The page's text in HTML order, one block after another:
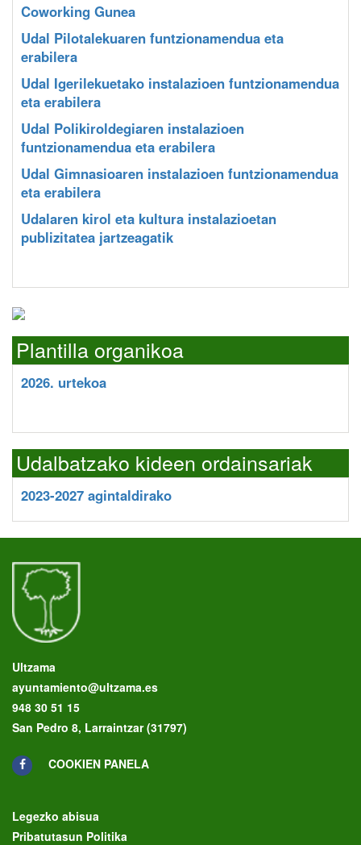
Coworking Gunea
Udal Pilotalekuaren funtzionamendua eta
erabilera
Udal Igerilekuetako instalazioen funtzionamendua
eta erabilera
Udal Polikiroldegiaren instalazioen
funtzionamendua eta erabilera
Udal Gimnasioaren instalazioen funtzionamendua
eta erabilera
Udalaren kirol eta kultura instalazioetan
publizitatea jartzeagatik
Plantilla organikoa
2026. urtekoa
Udalbatzako kideen ordainsariak
2023-2027 agintaldirako
Ultzama
ayuntamiento@ultzama.es
948 30 51 15
San Pedro 8, Larraintzar (31797)
COOKIEN PANELA
Legezko abisua
Pribatutasun Politika